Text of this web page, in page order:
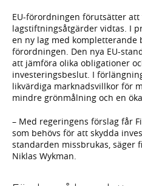
EU-förordningen förutsätter att
lagstiftningsåtgärder vidtas. I
en ny lag med kompletterande
förordningen. Den nya EU-
att jämföra olika obligationer
investeringsbeslut. I
likvärdiga marknadsvillkor för
mindre grönmålning och en
– Med regeringens förslag får
som behövs för att skydda
standarden missbrukas, säger
Niklas Wykman.